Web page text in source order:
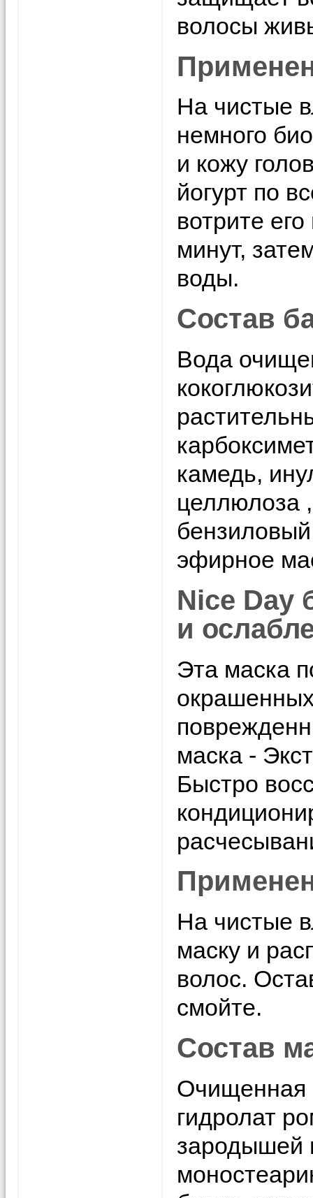
волосы
На чистые
немного
и кожу
йогурт по
вотрите
минут,
воды.
Состав
Вода
камедь,
целлюлоза
бензиловый
эфирное
Nice Day
и
Эта маска
маска -
Быстро
На чистые
маску и
волос.
смойте.
Состав
Очищенная
гидролат
зародышей